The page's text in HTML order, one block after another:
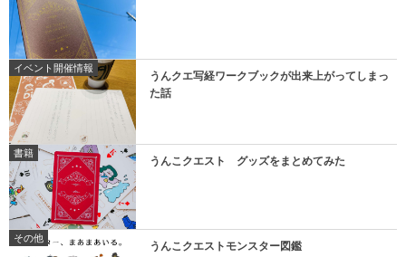
イベント開催情報
うんクエ写経ワークブックが出来上がってしまっ
た話
書籍
うんこクエスト グッズをまとめてみた
その他
うんこクエストモンスター図鑑